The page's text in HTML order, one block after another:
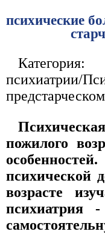
психические
психиатрии/
пожилого
психической
возрасте
психиатрия